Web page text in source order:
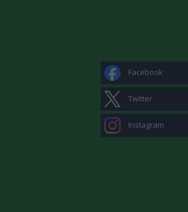
Facebook
Twitter
Instagram